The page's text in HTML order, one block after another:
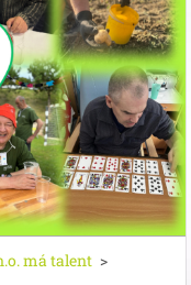
má talent >